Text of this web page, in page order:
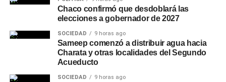
Chaco confirmó que desdoblará las
elecciones a gobernador de 2027
SOCIEDAD 9 horas ago
Sameep comenzó a distribuir agua hacia
Charata y otras localidades del Segundo
Acueducto
SOCIEDAD 9 horas ago